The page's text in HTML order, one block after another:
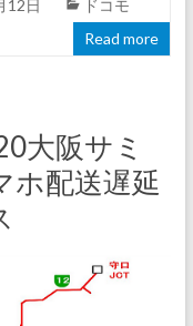
12日
ドコモ
Read more
大阪サミ
ホ配送遅延